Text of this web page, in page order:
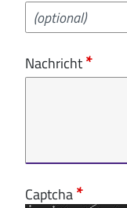
Nachricht
Captcha